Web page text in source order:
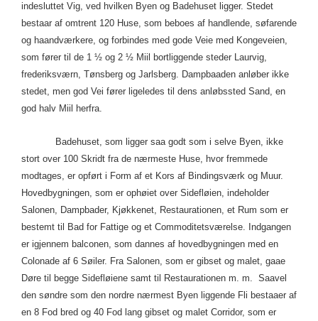
indesluttet Vig, ved hvilken Byen og Badehuset ligger. Stedet
bestaar af omtrent 120 Huse, som beboes af handlende, søfarende
og haandværkere, og forbindes med gode Veie med Kongeveien,
som fører til de 1 ½ og 2 ½ Miil bortliggende steder Laurvig,
frederiksværn, Tønsberg og Jarlsberg. Dampbaaden anløber ikke
stedet, men god Vei fører ligeledes til dens anløbssted Sand, en
god halv Miil herfra.
Badehuset, som ligger saa godt som i selve Byen, ikke
stort over 100 Skridt fra de nærmeste Huse, hvor fremmede
modtages, er opført i Form af et Kors af Bindingsværk og Muur.
Hovedbygningen, som er ophøiet over Sidefløien, indeholder
Salonen, Dampbader, Kjøkkenet, Restaurationen, et Rum som er
bestemt til Bad for Fattige og et Commoditetsværelse. Indgangen
er igjennem balconen, som dannes af hovedbygningen med en
Colonade af 6 Søiler. Fra Salonen, som er gibset og malet, gaae
Døre til begge Sidefløiene samt til Restaurationen m. m. Saavel
den søndre som den nordre nærmest Byen liggende Fli bestaaer af
en 8 Fod bred og 40 Fod lang gibset og malet Corridor, som er